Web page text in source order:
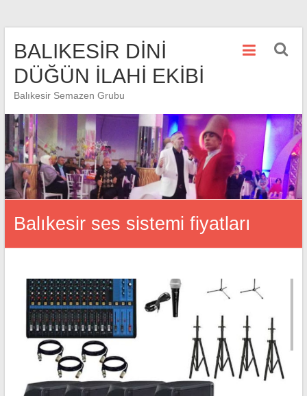
BALIKESİR DİNİ
DÜĞÜN İLAHİ EKİBİ
Balıkesir Semazen Grubu
Balıkesir ses sistemi fiyatları